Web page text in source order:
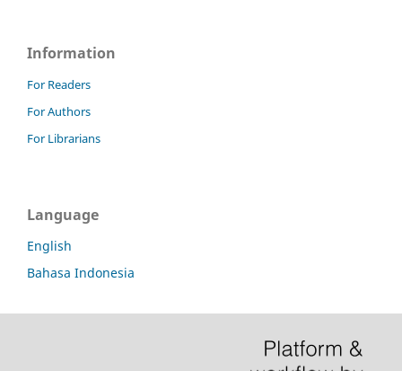
Information
For Readers
For Authors
For Librarians
Language
English
Bahasa Indonesia